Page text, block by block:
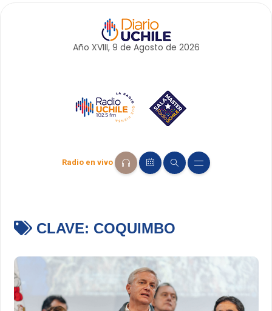
Año XVIII, 9 de Agosto de 2026
Radio en vivo
CLAVE: COQUIMBO